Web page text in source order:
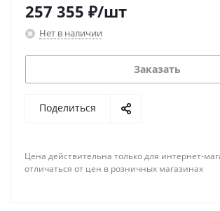
257 355 ₽/шт
Нет в наличии
Заказать
Поделиться
Цена действительна только для интернет-
отличаться от цен в розничных магазинах